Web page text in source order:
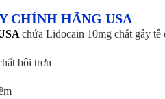
CHÍNH HÃNG USA
chứa Lidocain 10mg chất gây
bôi trơn